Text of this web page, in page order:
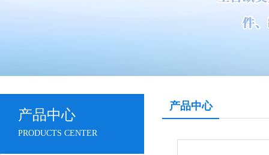
产品中心
PRODUCTS CENTER
产品中心